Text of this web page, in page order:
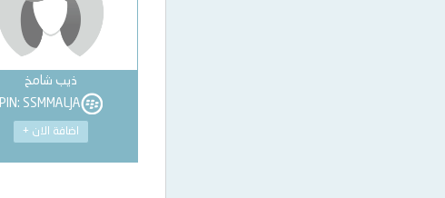
ذيب شامخ
PIN: SSMMALJA
اضافة الان +